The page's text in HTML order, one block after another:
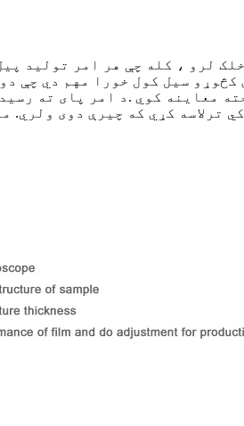
ترلاسه کړي که چیرې دوی